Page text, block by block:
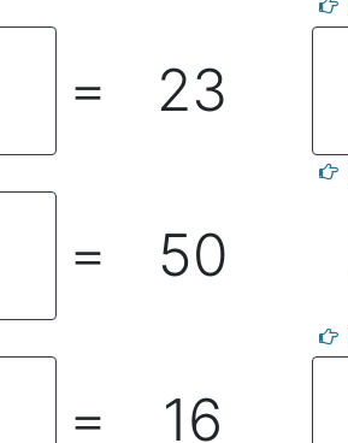
＝ 23
＝ 50
＝ 16